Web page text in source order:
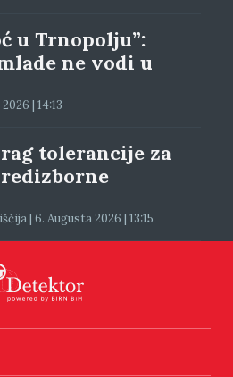
u Trnopolju”:
ne vodi u
| 14:13
tolerancije za
| 6. Augusta 2026 | 13:15